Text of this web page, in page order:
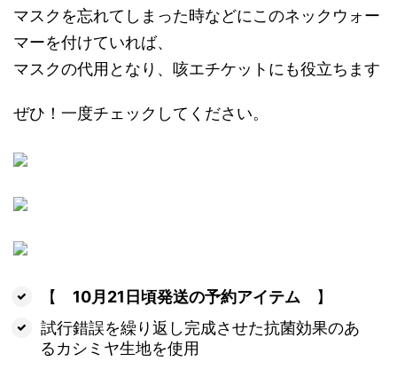
マスクを忘れてしまった時などにこのネックウォー
マーを付けていれば、
マスクの代用となり、咳エチケットにも役立ちます
ぜひ！一度チェックしてください。
【 10月21日頃発送の予約アイテム】
試行錯誤を繰り返し完成させた抗菌効果のあ
るカシミヤ生地を使用